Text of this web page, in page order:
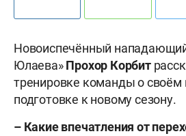
Новоиспечённый
Юлаева»Прохор Корбит
тренировке команды о своём
подготовке к новому сезону.
– Какие впечатления от